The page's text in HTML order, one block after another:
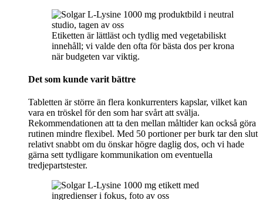
Etiketten är lättläst och tydlig med vegetabiliskt
innehåll; vi valde den ofta för bästa dos per krona
när budgeten var viktig.
Det som kunde varit bättre
Tabletten är större än flera konkurrenters kapslar, vilket kan
vara en tröskel för den som har svårt att svälja.
Rekommendationen att ta den mellan måltider kan också göra
rutinen mindre flexibel. Med 50 portioner per burk tar den slut
relativt snabbt om du önskar högre daglig dos, och vi hade
gärna sett tydligare kommunikation om eventuella
tredjepartstester.